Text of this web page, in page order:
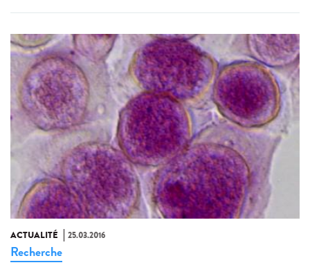
ACTUALITÉ 25.03.2016
Recherche